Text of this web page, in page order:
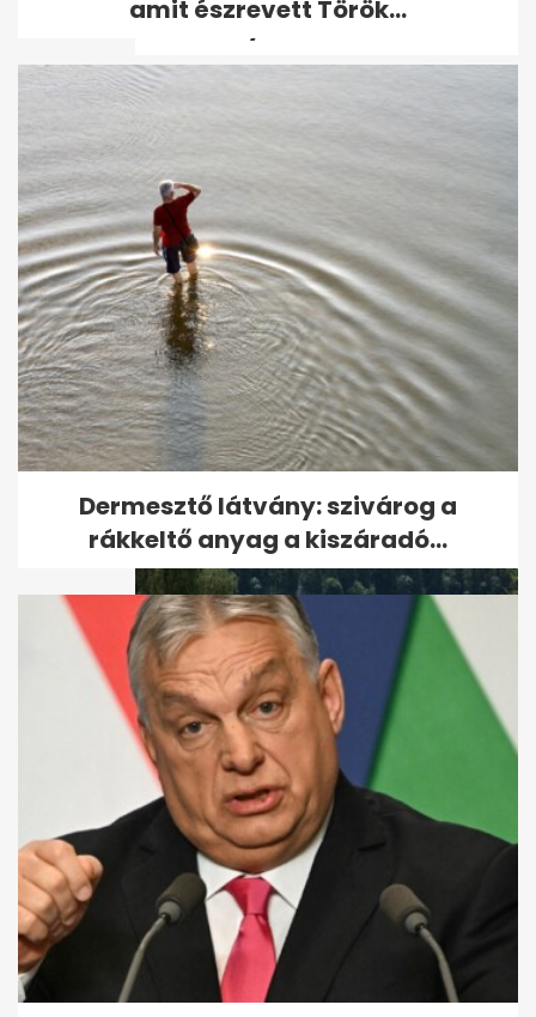
fiatal lány...
Égő autót szakadékba tolva
okozhatott erdőtüzet egy
férfi...
Vadász végezhetett a
családjával Németországban
amit észrevett Török...
Dermesztő látvány: szivárog a
rákkeltő anyag a kiszáradó...